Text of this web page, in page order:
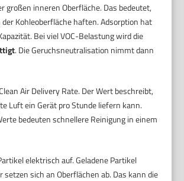
großen inneren Oberfläche. Das bedeutet,
der Kohleoberfläche haften. Adsorption hat
Bei viel VOC-Belastung wird die
. Die Geruchsneutralisation nimmt dann
Air Delivery Rate. Der Wert beschreibt,
Luft ein Gerät pro Stunde liefern kann.
bedeuten schnellere Reinigung in einem
elektrisch auf. Geladene Partikel
setzen sich an Oberflächen ab. Das kann die